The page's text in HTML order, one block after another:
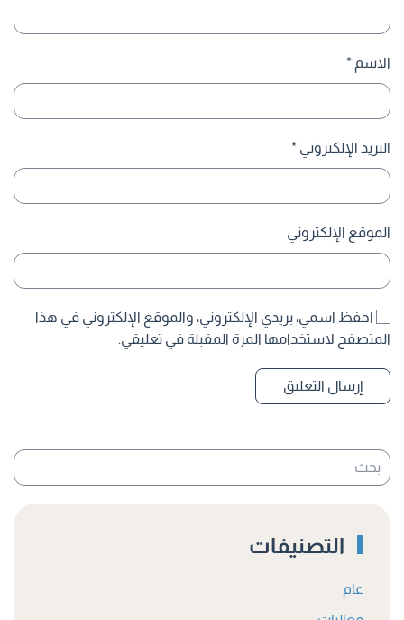
الاسم *
البريد الإلكتروني *
الموقع الإلكتروني
احفظ اسمي، بريدي الإلكتروني، والموقع الإلكتروني في هذا
المتصفح لاستخدامها المرة المقبلة في تعليقي.
إرسال التعليق
التصنيفات
عام